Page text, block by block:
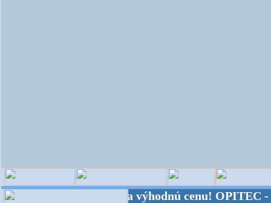
- Kvalita za výhodnú cenu! OPITEC -